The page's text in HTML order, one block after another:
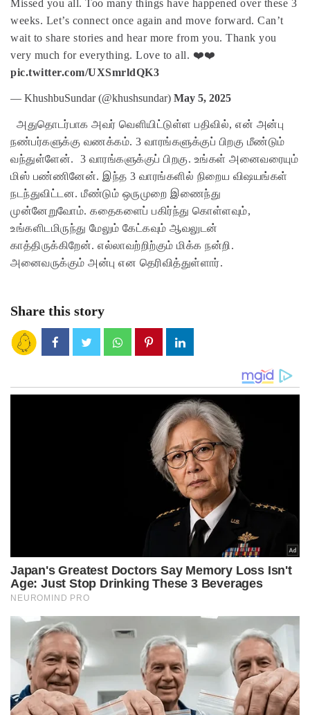
Missed you all. Too many things have happened over these 3
weeks. Let’s connect once again and move forward. Can’t
wait to share stories and hear more from you. Thank you
very much for everything. Love to all. ❤️❤️
pic.twitter.com/UXSmrldQK3
— KhushbuSundar (@khushsundar) May 5, 2025
அதுதொடர்பாக அவர் வெளியிட்டுள்ள பதிவில், என் அன்பு
நண்பர்களுக்கு வணக்கம். 3 வாரங்களுக்குப் பிறகு மீண்டும்
வந்துள்ளேன். 3 வாரங்களுக்குப் பிறகு. உங்கள் அனைவரையும்
மிஸ் பண்ணினேன். இந்த 3 வாரங்களில் நிறைய விஷயங்கள்
நடந்துவிட்டன. மீண்டும் ஒருமுறை இணைந்து
முன்னேறுவோம். கதைகளைப் பகிர்ந்து கொள்ளவும்,
உங்களிடமிருந்து மேலும் கேட்கவும் ஆவலுடன்
காத்திருக்கிறேன். எல்லாவற்றிற்கும் மிக்க நன்றி.
அனைவருக்கும் அன்பு என தெரிவித்துள்ளார்.
Share this story